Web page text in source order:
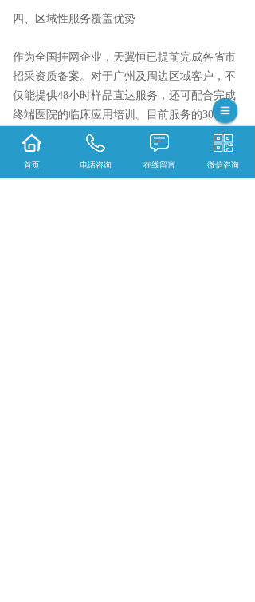
四、 区域性服务覆盖优势
作为全国挂网企业，天翼恒已提前完成各省市
招采资质备案。对于广州及周边区域客户，不
仅能提供48小时样品直达服务，还可配合完成
终端医院的临床应用培训。目前服务的3000余
家经销网络中，华南地区客户的复购率已突破
%。
首页 电话咨询 在线留言 微信咨询